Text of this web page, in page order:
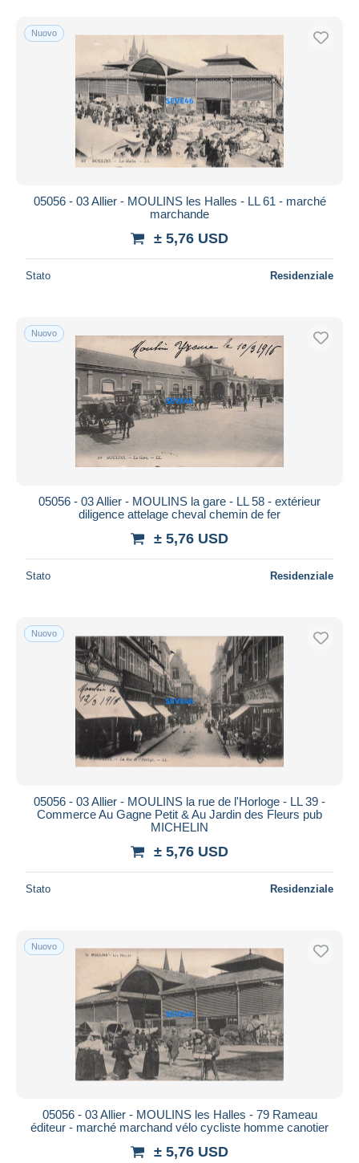
Nuovo
05056 - 03 Allier - MOULINS les Halles - LL 61 - marché
marchande
± 5,76 USD
Stato Residenziale
Nuovo
05056 - 03 Allier - MOULINS la gare - LL 58 - extérieur
diligence attelage cheval chemin de fer
± 5,76 USD
Stato Residenziale
Nuovo
05056 - 03 Allier - MOULINS la rue de l'Horloge - LL 39 -
Commerce Au Gagne Petit & Au Jardin des Fleurs pub
MICHELIN
± 5,76 USD
Stato Residenziale
Nuovo
05056 - 03 Allier - MOULINS les Halles - 79 Rameau
éditeur - marché marchand vélo cycliste homme canotier
± 5,76 USD